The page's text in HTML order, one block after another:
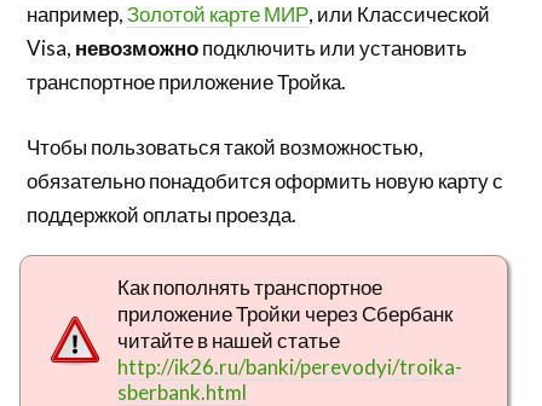
например,Золотой карте МИР, или Классической
Visa, невозможноподключить или установить
транспортное приложение Тройка.
Чтобы пользоваться такой возможностью,
обязательно понадобится оформить новую карту с
поддержкой оплаты проезда.
Как пополнять транспортное
приложение Тройки через Сбербанк
читайте в нашей статье
http://ik26.ru/banki/perevodyi/troika-
sberbank.html